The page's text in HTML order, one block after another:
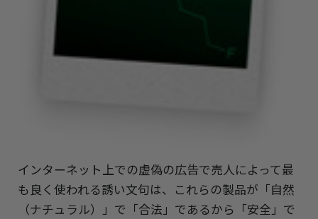
インターネット上での虚偽の広告で売人によって最
も良く使われる誘い文句は、これらの製品が「自然
（ナチュラル）」で「合法」であるから「安全」で